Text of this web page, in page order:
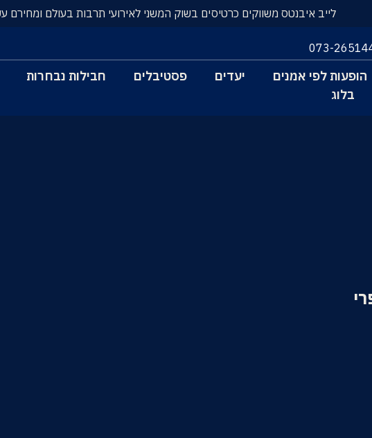
לייב איבנטס משווקים כרטיסים בשוק המשני לאירועי תרבות בעולם ומחירם
073-
הופעות לפי אמנים יעדים פסטיבלים
חבילות נבחרות
בלוג